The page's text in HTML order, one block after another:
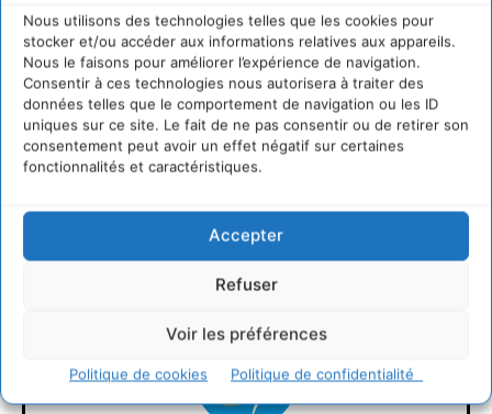
Nous utilisons des technologies telles que les cookies pour
stocker et/ou accéder aux informations relatives aux appareils.
Nous le faisons pour améliorer l’expérience de navigation.
Consentir à ces technologies nous autorisera à traiter des
données telles que le comportement de navigation ou les ID
uniques sur ce site. Le fait de ne pas consentir ou de retirer son
consentement peut avoir un effet négatif sur certaines
fonctionnalités et caractéristiques.
Accepter
Refuser
Voir les préférences
Politique de cookies Politique de confidentialité
CONNECTER POUR LAISSER UN COMMENTAIRE